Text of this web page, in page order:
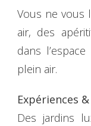
Vous ne vous
air, des
dans
plein air.
Expériences
Des jardins